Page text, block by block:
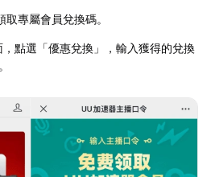
專屬會員兌換碼。
點選「優惠兌換」，輸入獲得的兌換